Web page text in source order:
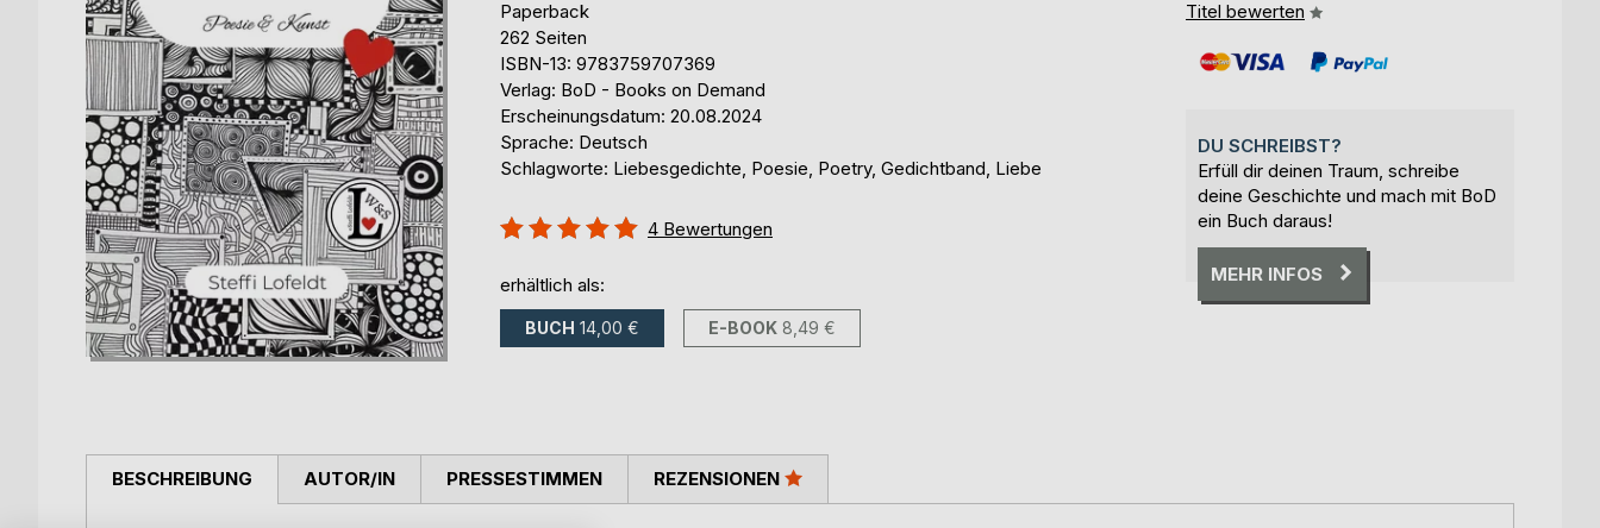
Paperback
262 Seiten
ISBN-13: 9783759707369
Verlag: BoD - Books on Demand
Erscheinungsdatum: 20.08.2024
Sprache: Deutsch
Schlagworte: Liebesgedichte, Poesie, Poetry, Gedichtband, Liebe
Bewertung::
4 Bewertungen
erhältlich als:
BUCH 14,00 € E-BOOK 8,49 €
Titel bewerten
DU SCHREIBST?
Erfüll dir deinen Traum, schreibe
deine Geschichte und mach mit BoD
ein Buch daraus!
MEHR INFOS
BESCHREIBUNG AUTOR/IN PRESSESTIMMEN REZENSIONEN